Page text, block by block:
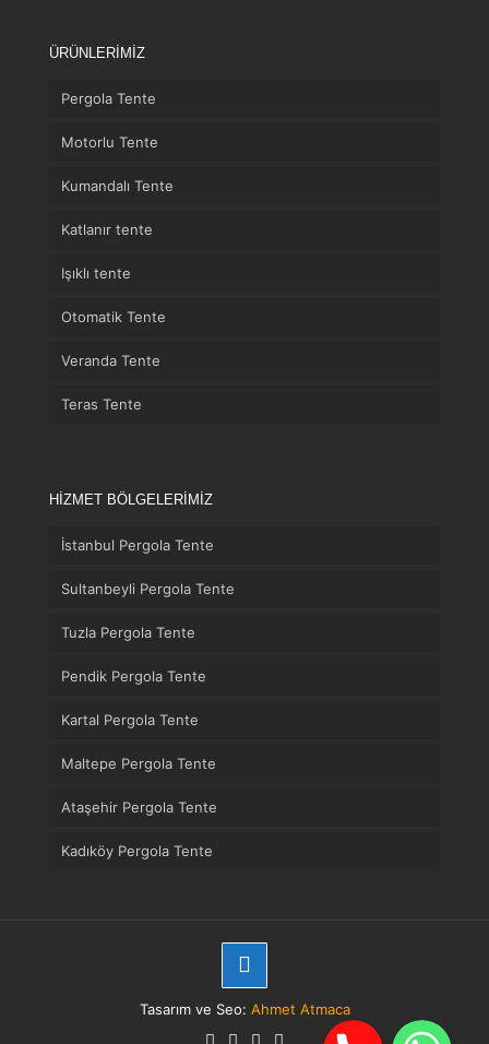
ÜRÜNLERİMİZ
Pergola Tente
Motorlu Tente
Kumandalı Tente
Katlanır tente
Işıklı tente
Otomatik Tente
Veranda Tente
Teras Tente
HİZMET BÖLGELERİMİZ
İstanbul Pergola Tente
Sultanbeyli Pergola Tente
Tuzla Pergola Tente
Pendik Pergola Tente
Kartal Pergola Tente
Maltepe Pergola Tente
Ataşehir Pergola Tente
Kadıköy Pergola Tente
Tasarım ve Seo: Ahmet Atmaca
Telefon WhatsApp